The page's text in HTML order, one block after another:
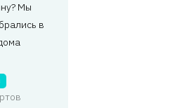
Мы
в